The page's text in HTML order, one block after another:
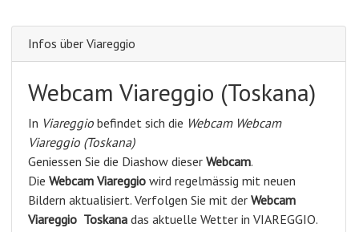
Infos über Viareggio
Webcam Viareggio (Toskana)
In Viareggio befindet sich die Webcam Webcam
Viareggio (Toskana)
Geniessen Sie die Diashow dieser Webcam.
Die Webcam Viareggio wird regelmässig mit neuen
Bildern aktualisiert. Verfolgen Sie mit der Webcam
Viareggio Toskana das aktuelle Wetter in VIAREGGIO.